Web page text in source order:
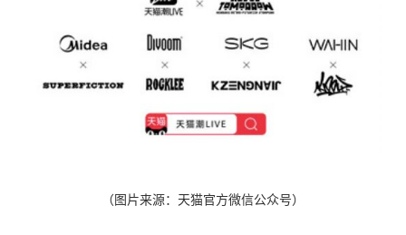
（图片来源：天猫官方微信公众号）